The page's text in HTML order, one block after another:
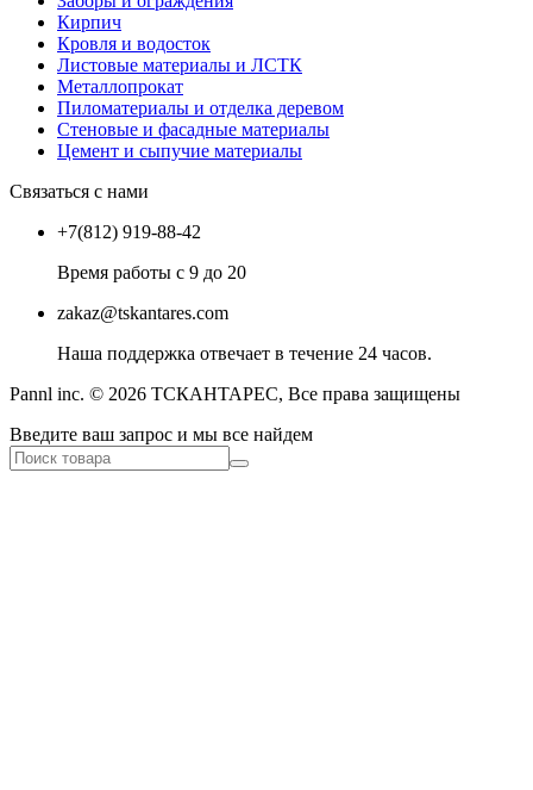
Кирпич
Кровля и водосток
Листовые материалы и ЛСТК
Металлопрокат
Пиломатериалы и отделка деревом
Стеновые и фасадные материалы
Цемент и сыпучие материалы
Связаться с нами
+7(812) 919-88-42
Время работы с 9 до 20
zakaz@tskantares.com
Наша поддержка отвечает в течение 24 часов.
Pannl inc. © 2026 ТСКАНТАРЕС, Все права защищены
Введите ваш запрос и мы все найдем